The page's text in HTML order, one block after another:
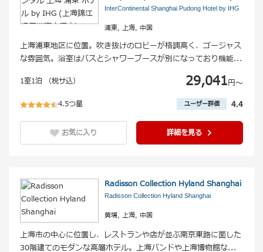
InterContinental Shanghai Pudong Hotel by IHG
浦東, 上海, 中国
上海浦東地区に位置。吹き抜けのロビーが格調高く、ゴージャス
な雰囲気。浴室はバスとシャワーブースが別になっており機能...
29,041円〜
1室1泊 （税サ込）
4.5つ星 ユーザー評価 4.4
お気に入り 詳細を見る
Radisson Collection Hyland Shanghai
Radisson Collection Hyland Shanghai
黄埔, 上海, 中国
上海市の中心に位置し、レストランや店が並ぶ南京東路に面した
30階建てのモダンな高層ホテル。上海バンドや上海博物館な...